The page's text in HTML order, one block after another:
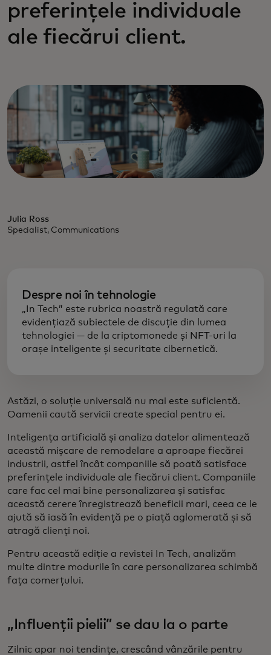
preferințele individuale
ale fiecărui client.
Julia Ross
Specialist, Communications
Despre noi în tehnologie
„In Tech” este rubrica noastră regulată care
evidențiază subiectele de discuție din lumea
tehnologiei — de la criptomonede și NFT-uri la
orașe inteligente și securitate cibernetică.
Astăzi, o soluție universală nu mai este suficientă.
Oamenii caută servicii create special pentru ei.
Inteligența artificială și analiza datelor alimentează
această mișcare de remodelare a aproape fiecărei
industrii, astfel încât companiile să poată satisface
preferințele individuale ale fiecărui client. Companiile
care fac cel mai bine personalizarea și satisfac
această cerere înregistrează beneficii mari, ceea ce le
ajută să iasă în evidență pe o piață aglomerată și să
atragă clienți noi.
Pentru această ediție a revistei In Tech, analizăm
multe dintre modurile în care personalizarea schimbă
fața comerțului.
„Influenții pielii” se dau la o parte
Zilnic apar noi tendințe, crescând vânzările pentru